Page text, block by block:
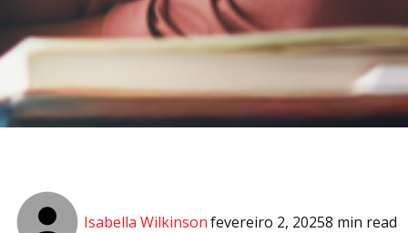
Isabella Wilkinsonfevereiro 2, 20258 min read